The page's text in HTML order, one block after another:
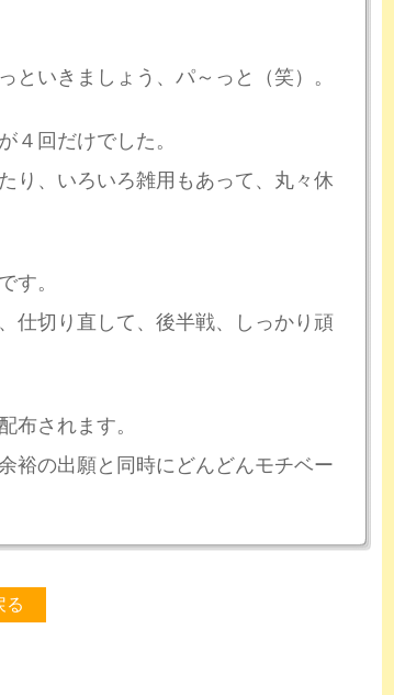
といきましょう、パ～っと（笑）。
回だけでした。
り、いろいろ雑用もあって、丸々休
す。
仕切り直して、後半戦、しっかり頑
布されます。
裕の出願と同時にどんどんモチベー
る